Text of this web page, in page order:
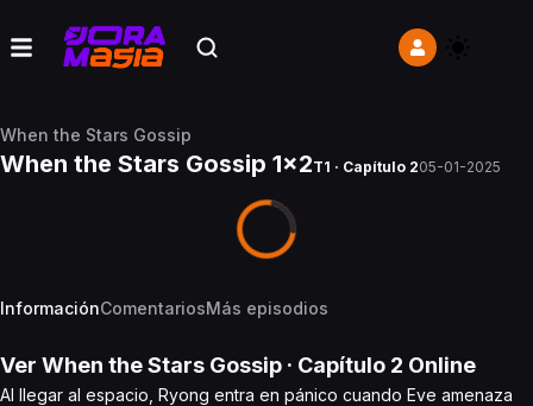
When the Stars Gossip
When the Stars Gossip 1x2T1 · Capítulo 205-01-2025
InformaciónComentariosMás episodios
Ver When the Stars Gossip · Capítulo 2 Online
Al llegar al espacio, Ryong entra en pánico cuando Eve amenaza